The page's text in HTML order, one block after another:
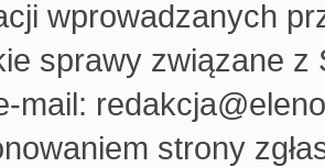
wprowadzanych
sprawy związane z
mail:
strony